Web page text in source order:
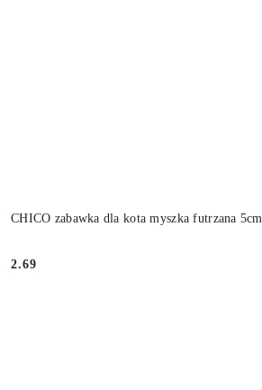
CHICO zabawka dla kota myszka futrzana 5cm
Cena:
2.69